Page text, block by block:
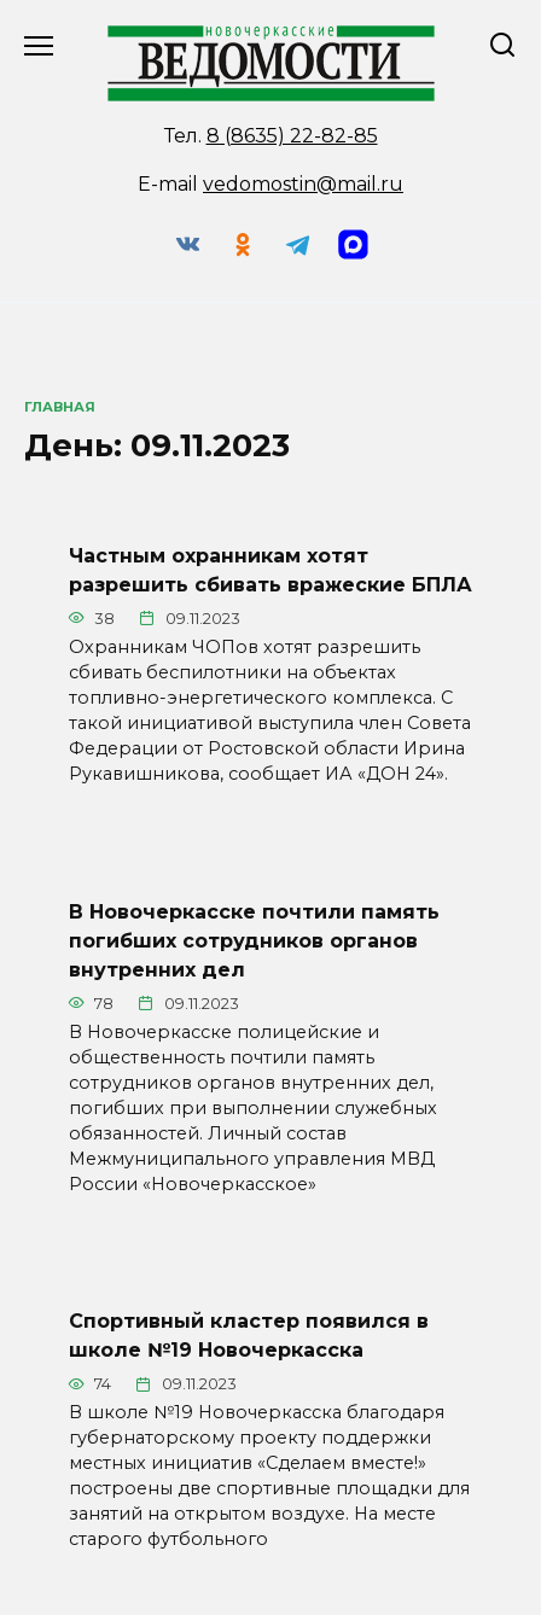
Тел. 8 (8635) 22-82-85
E-mail vedomostin@mail.ru
ГЛАВНАЯ
День: 09.11.2023
Частным охранникам хотят
разрешить сбивать вражеские БПЛА
38 09.11.2023
Охранникам ЧОПов хотят разрешить
сбивать беспилотники на объектах
топливно-энергетического комплекса. С
такой инициативой выступила член Совета
Федерации от Ростовской области Ирина
Рукавишникова, сообщает ИА «ДОН 24».
В Новочеркасске почтили память
погибших сотрудников органов
внутренних дел
78 09.11.2023
В Новочеркасске полицейские и
общественность почтили память
сотрудников органов внутренних дел,
погибших при выполнении служебных
обязанностей. Личный состав
Межмуниципального управления МВД
России «Новочеркасское»
Спортивный кластер появился в
школе №19 Новочеркасска
74 09.11.2023
В школе №19 Новочеркасска благодаря
губернаторскому проекту поддержки
местных инициатив «Сделаем вместе!»
построены две спортивные площадки для
занятий на открытом воздухе. На месте
старого футбольного